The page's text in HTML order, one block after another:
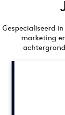
Campagnes
Carriere
Contentmarketing
Gespecialiseerd
marketing